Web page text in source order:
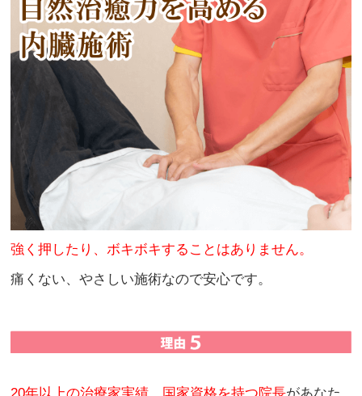
強く押したり、ボキボキすることはありません。
痛くない、やさしい施術なので安心です。